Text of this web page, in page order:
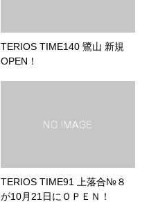
TERIOS TIME140 鷺山 新規
OPEN！
TERIOS TIME91 上落合№８
が10月21日にＯＰＥＮ！